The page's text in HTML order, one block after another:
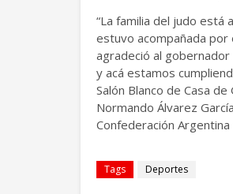
“La familia del judo está
estuvo acompañada por
agradeció al gobernador
y acá estamos
Salón Blanco de Casa
Normando Álvarez
Confederación Argentina
Tags Deportes